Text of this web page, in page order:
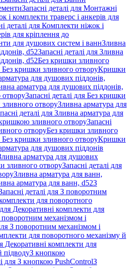
Запасні деталі для Монтажні
і комплекти траверс і анкерів для
деталі для Комплекти ніжок і
для кріплення до
для душових систем і ваннЗливна
d52Запасні деталі для Зливна
d52Без кришки зливного
Без кришки зливного отворуКришки
для душових піддонів,
арматура для душових піддонів,
Запасні деталі для Без кришки
отворуЗливна арматура для
деталі для Зливна арматура для
зливного отворуЗапасні
отворуБез кришки зливного
Без кришки зливного отворуКришки
для душових піддонів
арматура для душових
зливного отворуЗапасні деталі для
Зливна арматура для ванн,
арматура для ванн, d52З
деталі для З поворотним
для поворотного
для Декоративні комплекти для
поворотним механізмом і
З поворотним механізмом і
для поворотного механізму й
Декоративні комплекти для
підводуЗ кнопкою
для З кнопкою PushControlЗ